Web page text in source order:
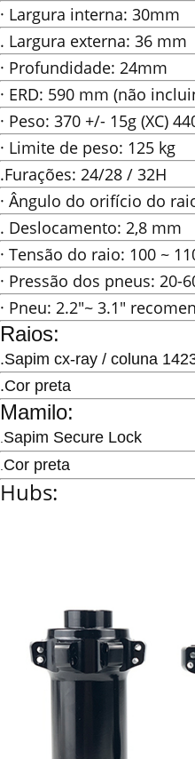
· Largura interna: 30mm
. Largura externa: 36 mm
· Profundidade: 24mm
· ERD: 590 mm (não
· Peso: 370 +/- 15g (XC)
· Limite de peso: 125 kg
.Furações: 24/28 / 32H
· Ângulo do orifício do
. Deslocamento: 2,8 mm
· Tensão do raio: 100 ~
· Pressão dos pneus:
· Pneu: 2.2"~ 3.1"
Raios:
.Sapim cx-ray / coluna
.Cor preta
Mamilo:
.Sapim Secure Lock
.Cor preta
Hubs: